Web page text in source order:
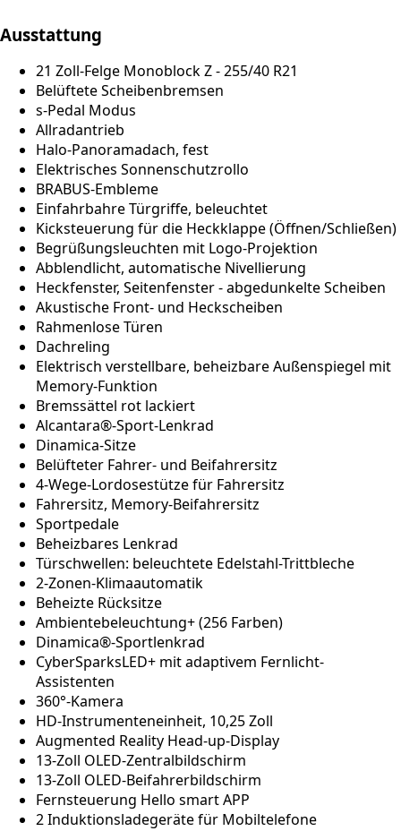
Ausstattung
21 Zoll-Felge Monoblock Z - 255/40 R21
Belüftete Scheibenbremsen
s-Pedal Modus
Allradantrieb
Halo-Panoramadach, fest
Elektrisches Sonnenschutzrollo
BRABUS-Embleme
Einfahrbahre Türgriffe, beleuchtet
Kicksteuerung für die Heckklappe (Öffnen/Schließen)
Begrüßungsleuchten mit Logo-Projektion
Abblendlicht, automatische Nivellierung
Heckfenster, Seitenfenster - abgedunkelte Scheiben
Akustische Front- und Heckscheiben
Rahmenlose Türen
Dachreling
Elektrisch verstellbare, beheizbare Außenspiegel mit
Memory-Funktion
Bremssättel rot lackiert
Alcantara®-Sport-Lenkrad
Dinamica-Sitze
Belüfteter Fahrer- und Beifahrersitz
4-Wege-Lordosestütze für Fahrersitz
Fahrersitz, Memory-Beifahrersitz
Sportpedale
Beheizbares Lenkrad
Türschwellen: beleuchtete Edelstahl-Trittbleche
2-Zonen-Klimaautomatik
Beheizte Rücksitze
Ambientebeleuchtung+ (256 Farben)
Dinamica®-Sportlenkrad
CyberSparksLED+ mit adaptivem Fernlicht-
Assistenten
360°-Kamera
HD-Instrumenteneinheit, 10,25 Zoll
Augmented Reality Head-up-Display
13-Zoll OLED-Zentralbildschirm
13-Zoll OLED-Beifahrerbildschirm
Fernsteuerung Hello smart APP
2 Induktionsladegeräte für Mobiltelefone